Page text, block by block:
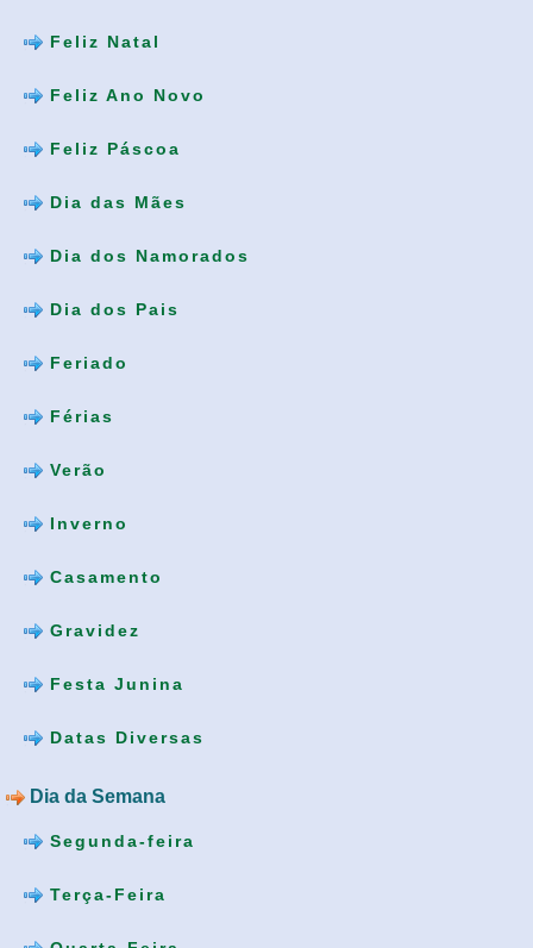
Feliz Natal
Feliz Ano Novo
Feliz Páscoa
Dia das Mães
Dia dos Namorados
Dia dos Pais
Feriado
Férias
Verão
Inverno
Casamento
Gravidez
Festa Junina
Datas Diversas
Dia da Semana
Segunda-feira
Terça-Feira